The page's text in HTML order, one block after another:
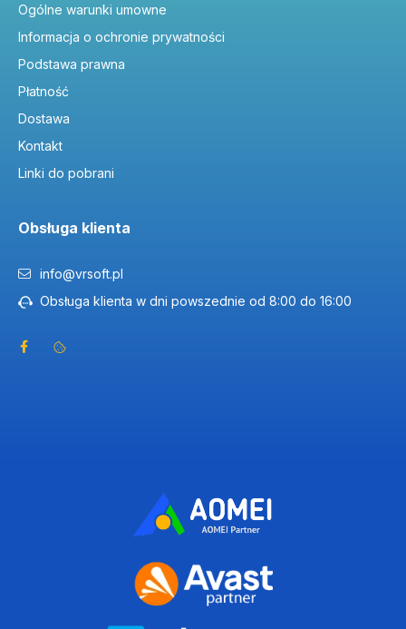
Ogólne warunki umowne
Informacja o ochronie prywatności
Podstawa prawna
Płatność
Dostawa
Kontakt
Linki do pobrani
Obsługa klienta
info@vrsoft.pl
Obsługa klienta w dni powszednie od 8:00 do 16:00